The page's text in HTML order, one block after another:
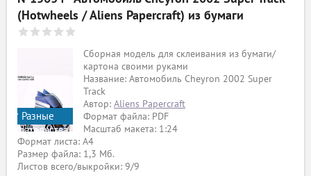
(Hotwheels / Aliens Papercraft) из бумаги
Разные
издательства
Сборная модель для склеивания из бумаги/
картона своими руками
Название: Автомобиль Cheyron 2002 Super
Track
Автор: Aliens Papercraft
Формат файла: PDF
Масштаб макета: 1:24
Формат листа: А4
Размер файла: 1,3 Мб.
Листов всего/выкройки: 9/9